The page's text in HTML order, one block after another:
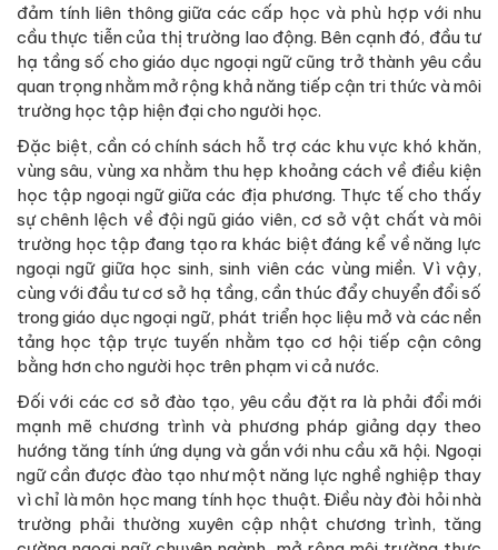
đảm tính liên thông giữa các cấp học và phù hợp với nhu
cầu thực tiễn của thị trường lao động. Bên cạnh đó, đầu tư
hạ tầng số cho giáo dục ngoại ngữ cũng trở thành yêu cầu
quan trọng nhằm mở rộng khả năng tiếp cận tri thức và môi
trường học tập hiện đại cho người học.
Đặc biệt, cần có chính sách hỗ trợ các khu vực khó khăn,
vùng sâu, vùng xa nhằm thu hẹp khoảng cách về điều kiện
học tập ngoại ngữ giữa các địa phương. Thực tế cho thấy
sự chênh lệch về đội ngũ giáo viên, cơ sở vật chất và môi
trường học tập đang tạo ra khác biệt đáng kể về năng lực
ngoại ngữ giữa học sinh, sinh viên các vùng miền. Vì vậy,
cùng với đầu tư cơ sở hạ tầng, cần thúc đẩy chuyển đổi số
trong giáo dục ngoại ngữ, phát triển học liệu mở và các nền
tảng học tập trực tuyến nhằm tạo cơ hội tiếp cận công
bằng hơn cho người học trên phạm vi cả nước.
Đối với các cơ sở đào tạo, yêu cầu đặt ra là phải đổi mới
mạnh mẽ chương trình và phương pháp giảng dạy theo
hướng tăng tính ứng dụng và gắn với nhu cầu xã hội. Ngoại
ngữ cần được đào tạo như một năng lực nghề nghiệp thay
vì chỉ là môn học mang tính học thuật. Điều này đòi hỏi nhà
trường phải thường xuyên cập nhật chương trình, tăng